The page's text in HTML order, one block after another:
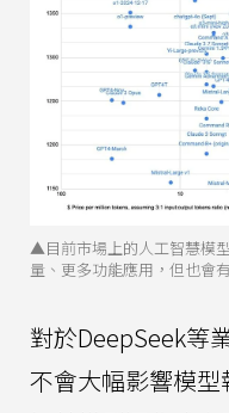
▲目前市場上的人工智慧模
量、更多功能應用，但也會
對於DeepSeek等
不會大幅影響模